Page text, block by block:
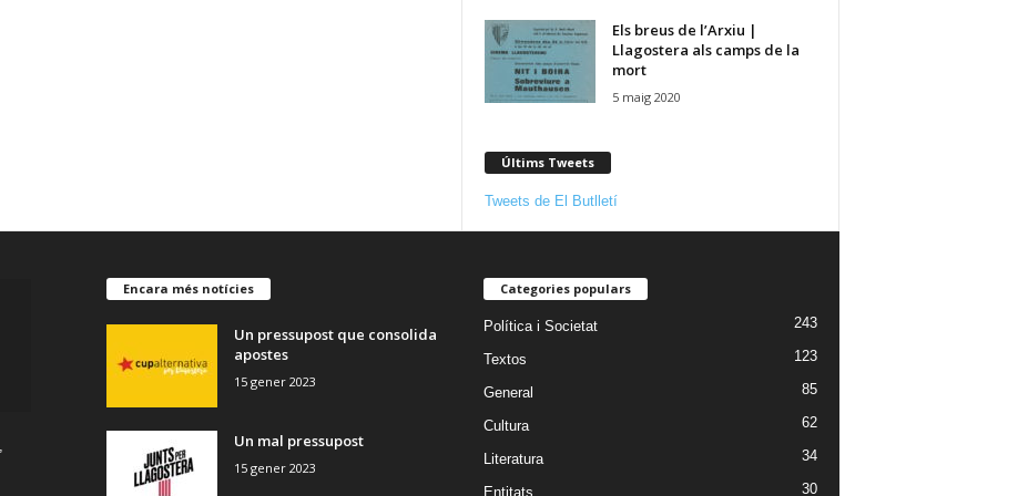
Els breus de l’Arxiu |
Llagostera als camps de la
mort
5 maig 2020
Últims Tweets
Tweets de El Butlletí
Encara més notícies
Un pressupost que consolida
apostes
15 gener 2023
Un mal pressupost
15 gener 2023
Categories populars
Política i Societat 243
Textos 123
General 85
Cultura 62
Literatura 34
Entitats 30